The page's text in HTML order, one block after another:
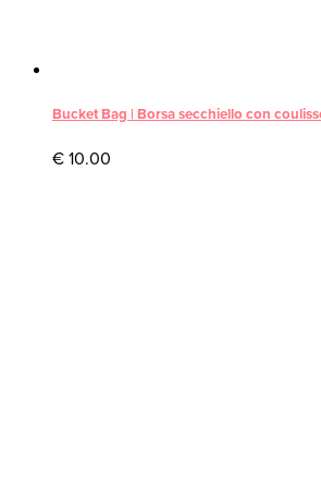
Bucket Bag | Borsa secchiello con
€ 10.00